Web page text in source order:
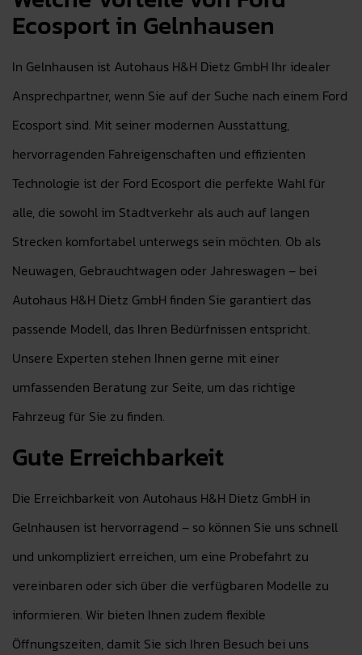
Ecosport in Gelnhausen
In Gelnhausen ist Autohaus H&H Dietz GmbH Ihr idealer
Ansprechpartner, wenn Sie auf der Suche nach einem Ford
Ecosport sind. Mit seiner modernen Ausstattung,
hervorragenden Fahreigenschaften und effizienten
Technologie ist der Ford Ecosport die perfekte Wahl für
alle, die sowohl im Stadtverkehr als auch auf langen
Strecken komfortabel unterwegs sein möchten. Ob als
Neuwagen, Gebrauchtwagen oder Jahreswagen – bei
Autohaus H&H Dietz GmbH finden Sie garantiert das
passende Modell, das Ihren Bedürfnissen entspricht.
Unsere Experten stehen Ihnen gerne mit einer
umfassenden Beratung zur Seite, um das richtige
Fahrzeug für Sie zu finden.
Gute Erreichbarkeit
Die Erreichbarkeit von Autohaus H&H Dietz GmbH in
Gelnhausen ist hervorragend – so können Sie uns schnell
und unkompliziert erreichen, um eine Probefahrt zu
vereinbaren oder sich über die verfügbaren Modelle zu
informieren. Wir bieten Ihnen zudem flexible
Öffnungszeiten, damit Sie sich Ihren Besuch bei uns